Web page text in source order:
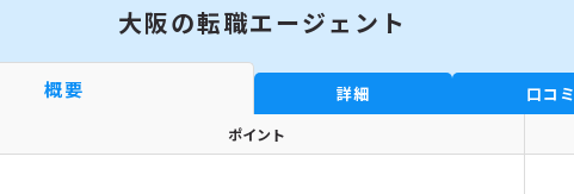
大阪の転職エージェント
概要 詳細 口コミ
ポイント